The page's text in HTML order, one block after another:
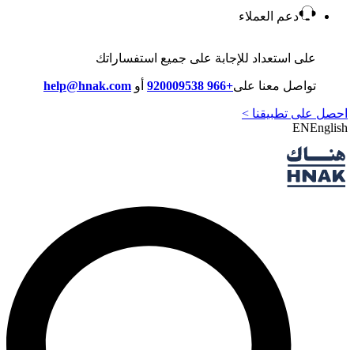
دعم العملاء
على استعداد للإجابة على جميع استفساراتك
تواصل معنا على+966 920009538 أو help@hnak.com
احصل على تطبيقنا >
ENEnglish